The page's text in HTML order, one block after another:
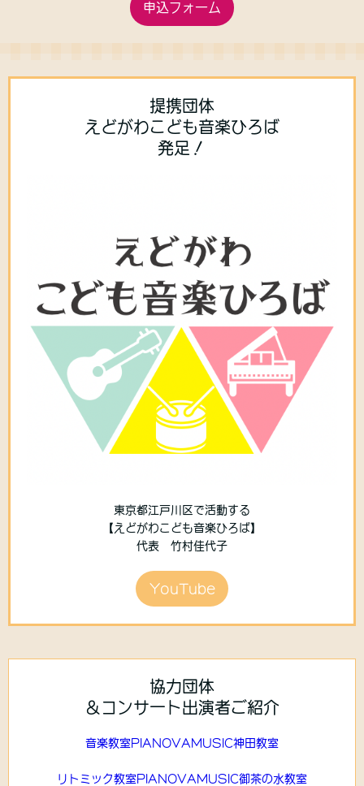
申込フォーム
提携団体
えどがわこども音楽ひろば
発足！
東京都江戸川区で活動する
【えどがわこども音楽ひろば】
代表 竹村佳代子
YouTube
協力団体
＆コンサート出演者ご紹介
音楽教室PIANOVAMUSIC神田教室
リトミック教室PIANOVAMUSIC御茶の水教室